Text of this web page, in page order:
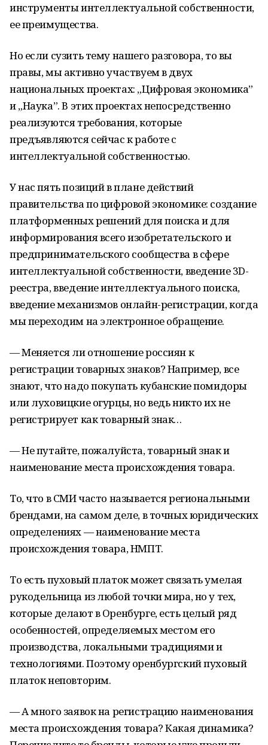
инструменты интеллектуальной собственности,
ее преимущества.
Но если сузить тему нашего разговора, то вы
правы, мы активно участвуем в двух
национальных проектах: „Цифровая экономика”
и „Наука”. В этих проектах непосредственно
реализуются требования, которые
предъявляются сейчас к работе с
интеллектуальной собственностью.
У нас пять позиций в плане действий
правительства по цифровой экономике: создание
платформенных решений для поиска и для
информирования всего изобретательского и
предпринимательского сообщества в сфере
интеллектуальной собственности, введение 3D-
реестра, введение интеллектуального поиска,
введение механизмов онлайн-регистрации, когда
мы переходим на электронное обращение.
— Меняется ли отношение россиян к
регистрации товарных знаков? Например, все
знают, что надо покупать кубанские помидоры
или луховицкие огурцы, но ведь никто их не
регистрирует как товарный знак…
— Не путайте, пожалуйста, товарный знак и
наименование места происхождения товара.
То, что в СМИ часто называется региональными
брендами, на самом деле, в точных юридических
определениях — наименование места
происхождения товара, НМПТ.
То есть пуховый платок может связать умелая
рукодельница из любой точки мира, но у тех,
которые делают в Оренбурге, есть целый ряд
особенностей, определяемых местом его
производства, локальными традициями и
технологиями. Поэтому оренбургский пуховый
платок неповторим.
— А много заявок на регистрацию наименования
места происхождения товара? Какая динамика?